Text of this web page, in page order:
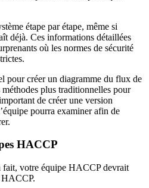
étape par étape, même si
déjà. Ces informations détaillées
où les normes de sécurité
pour créer un diagramme du flux de
plus traditionnelles pour
de créer une version
pourra examiner afin de
HACCP
fait, votre équipe HACCP devrait